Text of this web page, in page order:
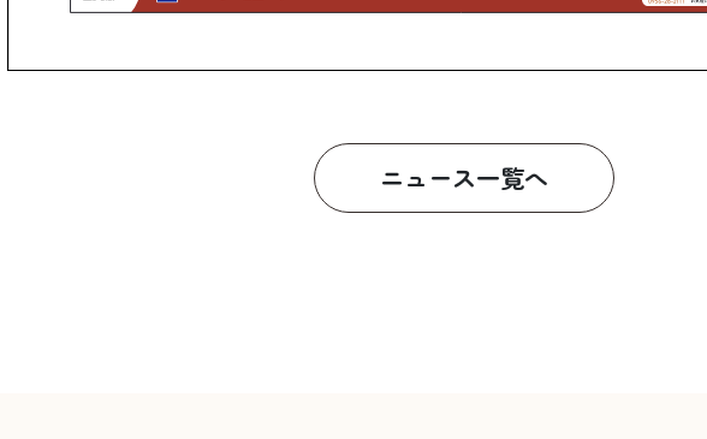
ニュース一覧へ